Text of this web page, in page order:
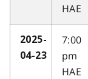
HAE
2025-
04-23
7:00
pm
HAE